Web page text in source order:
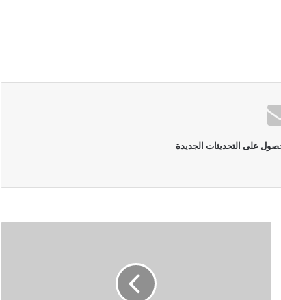
على التحديثات الجديدة